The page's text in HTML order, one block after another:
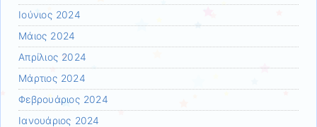
Ιούνιος 2024
Μάιος 2024
Απρίλιος 2024
Μάρτιος 2024
Φεβρουάριος 2024
Ιανουάριος 2024